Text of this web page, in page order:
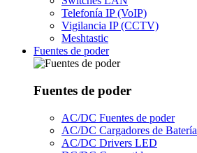
Telefonía IP (VoIP)
Vigilancia IP (CCTV)
Meshtastic
Fuentes de poder
Fuentes de poder
AC/DC Fuentes de poder
AC/DC Cargadores de Batería
AC/DC Drivers LED